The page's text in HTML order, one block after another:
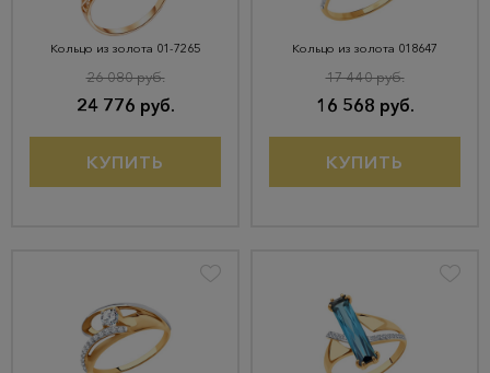
Кольцо из золота 01-7265
24 776 руб.
26 080 руб.
КУПИТЬ
Кольцо из золота 018647
16 568 руб.
17 440 руб.
КУПИТЬ